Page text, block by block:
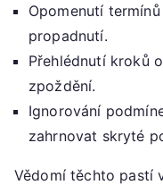
Opomenutí
propadnutí.
Přehlédnutí kroků
zpoždění.
Ignorování
zahrnovat skryté
Vědomí těchto pastí